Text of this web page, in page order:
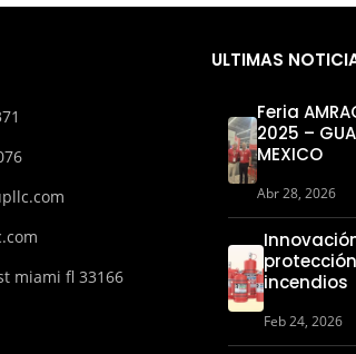
miami fl 33166
ULTIMAS
Feria
2025 –
MEXICO
Abr 28, 2026
incendios
Feb 24, 2026